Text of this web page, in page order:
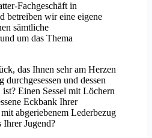
Fachgeschäft in
betreiben wir eine eigene
sämtliche
um das Thema
das Ihnen sehr am Herzen
durchgesessen und dessen
Einen Sessel mit Löchern
Eckbank Ihrer
abgeriebenem Lederbezug
Ihrer Jugend?